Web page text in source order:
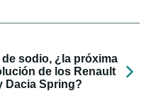
de sodio, ¿la próxima
de los Renault
Dacia Spring?